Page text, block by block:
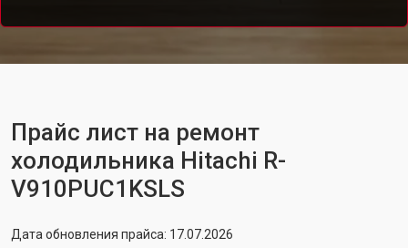
Прайс лист на ремонт
холодильника Hitachi R-
V910PUC1KSLS
Дата обновления прайса: 17.07.2026